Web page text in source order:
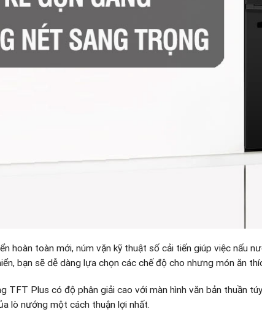
hoàn toàn mới, núm vặn kỹ thuật số cải tiến giúp việc nấu
bạn sẽ dễ dàng lựa chọn các chế độ cho nhưng món ăn
TFT Plus có độ phân giải cao với màn hình văn bản thuần
lò nướng một cách thuận lợi nhất.